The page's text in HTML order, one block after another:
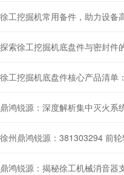
徐工挖掘机常用备件，助力设
探索徐工挖掘机底盘件与密封件
徐工挖掘机底盘件核心产品清单
鼎鸿锐源：深度解析集中灭火系